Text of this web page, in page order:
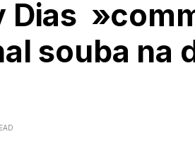
Dias
souba na